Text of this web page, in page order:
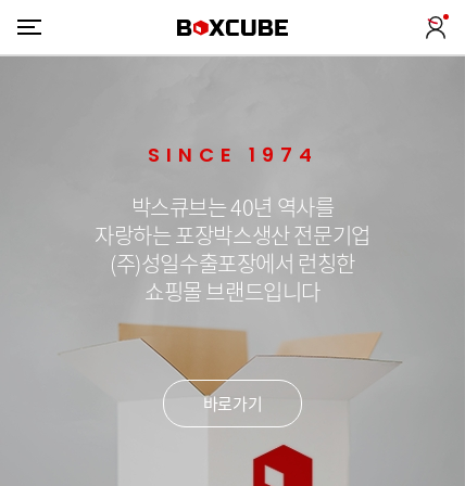
SINCE 1974
박스큐브는 40년 역사를
자랑하는 포장박스생산 전문기업
(주)성일수출포장에서 런칭한
쇼핑몰 브랜드입니다
바로가기